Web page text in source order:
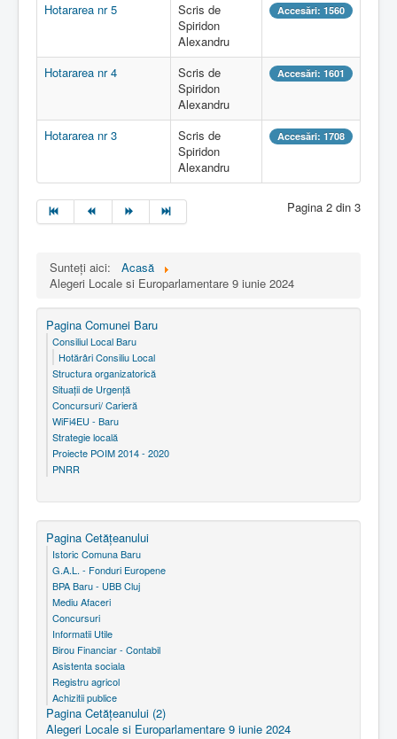
Hotararea nr 5
Scris de
Spiridon
Alexandru
Accesări: 1560
Hotararea nr 4
Scris de
Spiridon
Alexandru
Accesări: 1601
Hotararea nr 3
Scris de
Spiridon
Alexandru
Accesări: 1708
Pagina 2 din 3
Sunteți aici:
Acasă
Alegeri Locale si Europarlamentare 9 iunie 2024
Pagina Comunei Baru
Consiliul Local Baru
Hotărâri Consiliu Local
Structura organizatorică
Situaţii de Urgenţă
Concursuri/ Carieră
WiFi4EU - Baru
Strategie locală
Proiecte POIM 2014 - 2020
PNRR
Pagina Cetăţeanului
Istoric Comuna Baru
G.A.L. - Fonduri Europene
BPA Baru - UBB Cluj
Mediu Afaceri
Concursuri
Informatii Utile
Birou Financiar - Contabil
Asistenta sociala
Registru agricol
Achizitii publice
Pagina Cetăţeanului (2)
Alegeri Locale si Europarlamentare 9 iunie 2024